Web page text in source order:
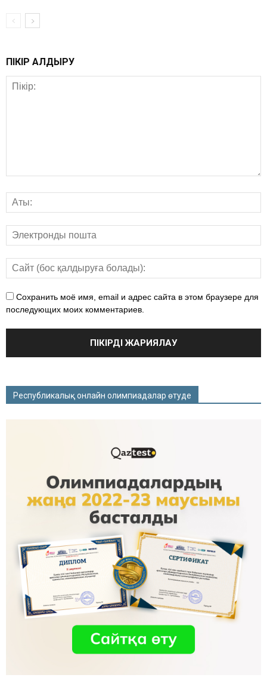
ПІКІР ҚАЛДЫРУ
Сохранить моё имя, email и адрес сайта в этом браузере для
последующих моих комментариев.
Республикалық онлайн олимпиадалар өтуде